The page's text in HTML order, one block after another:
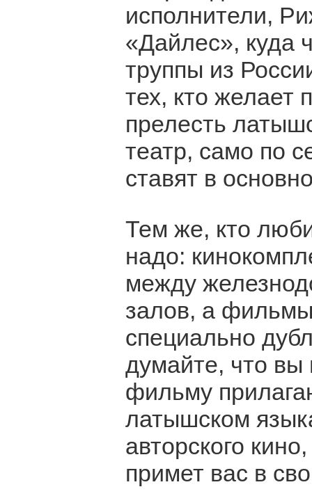
исполнители,
«Дайлес», куда
труппы из
тех, кто желает
прелесть
театр, само по
ставят в
Тем же, кто
надо:
между
залов, а
специально
думайте, что вы
фильму
латышском
авторского
примет вас в